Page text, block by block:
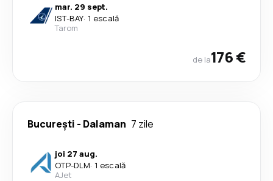
mar. 29 sept.
IST-BAY· 1 escală
Tarom
de la176 €
București - Dalaman 7 zile
joi 27 aug.
OTP-DLM· 1 escală
AJet